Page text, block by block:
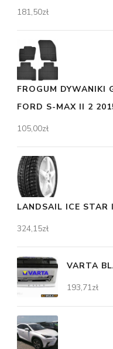
181,50zł
FROGUM DYWANIKI
FORD S-MAX II 2
105,00zł
LANDSAIL ICE
324,15zł
VARTA
193,71zł